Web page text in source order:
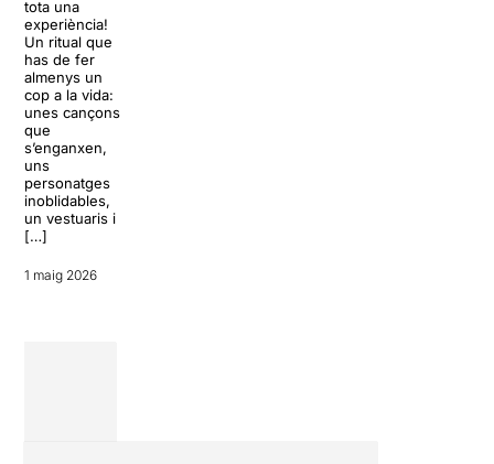
tota una
experiència!
Un ritual que
has de fer
almenys un
cop a la vida:
unes cançons
que
s’enganxen,
uns
personatges
inoblidables,
un vestuaris i
[…]
1 maig 2026